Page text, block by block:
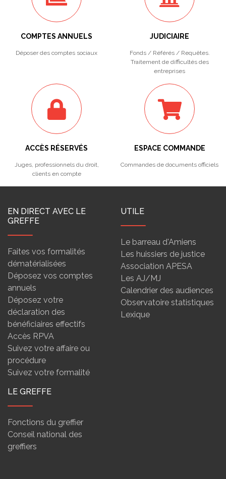
COMPTES ANNUELS
Déposer des comptes sociaux
JUDICIAIRE
Fonds / Référés / Requêtes.
Traitement de difficultés des
entreprises
ACCÈS RÉSERVÉS
Juges, professionnels du droit,
clients en compte
ESPACE COMMANDE
Commandes de documents officiels
EN DIRECT AVEC LE
GREFFE
Faites vos formalités
dématérialisées
Déposez vos comptes
annuels
Déposez votre
déclaration des
bénéficiaires effectifs
Accès RPVA
Suivez votre affaire ou
procédure
Suivez votre formalité
UTILE
Le barreau d'Amiens
Les huissiers de justice
Association APESA
Les AJ/MJ
Calendrier des audiences
Observatoire statistiques
Lexique
LE GREFFE
Fonctions du greffier
Conseil national des
greffiers